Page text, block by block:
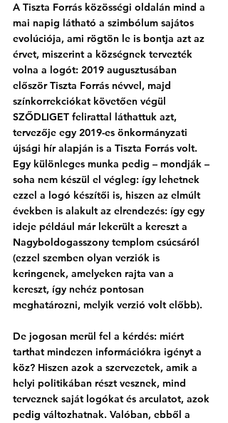
A Tiszta Forrás közösségi oldalán mind a
mai napig látható a szimbólum sajátos
evolúciója, ami rögtön le is bontja azt az
érvet, miszerint a községnek tervezték
volna a logót: 2019 augusztusában
először Tiszta Forrás névvel, majd
színkorrekciókat követően végül
SZŐDLIGET felirattal láthattuk azt,
tervezője egy 2019-es önkormányzati
újsági hír alapján is a Tiszta Forrás volt.
Egy különleges munka pedig – mondják –
soha nem készül el végleg: így lehetnek
ezzel a logó készítői is, hiszen az elmúlt
években is alakult az elrendezés: így egy
ideje például már lekerült a kereszt a
Nagyboldogasszony templom csúcsáról
(ezzel szemben olyan verziók is
keringenek, amelyeken rajta van a
kereszt, így nehéz pontosan
meghatározni, melyik verzió volt előbb).
De jogosan merül fel a kérdés: miért
tarthat mindezen információkra igényt a
köz? Hiszen azok a szervezetek, amik a
helyi politikában részt vesznek, mind
terveznek saját logókat és arculatot, azok
pedig változhatnak. Valóban, ebből a